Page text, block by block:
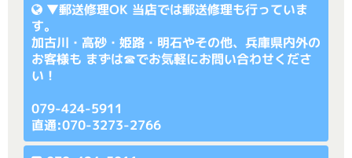
▼郵送修理OK 当店では郵送修理も行っていま
す。
加古川・高砂・姫路・明石やその他、兵庫県内外の
お客様も まずは☎でお気軽にお問い合わせくださ
い！
079-424-5911
直通:070-3273-2766